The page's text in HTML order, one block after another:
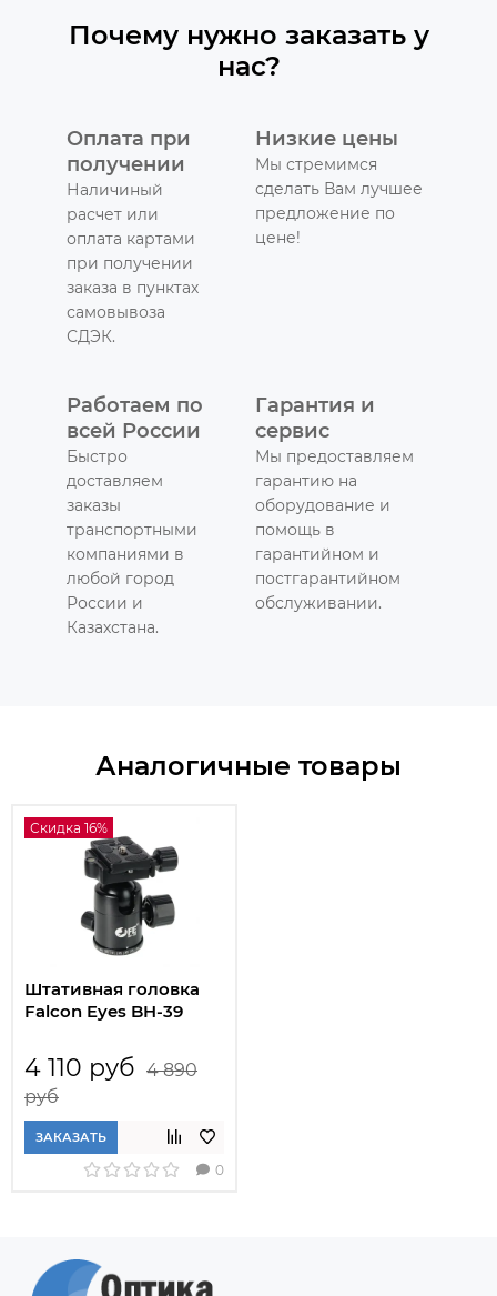
Почему нужно заказать у
нас?
Оплата при
получении
Наличиный
расчет или
оплата картами
при получении
заказа в пунктах
самовывоза
СДЭК.
Низкие цены
Мы стремимся
сделать Вам лучшее
предложение по
цене!
Работаем по
всей России
Быстро
доставляем
заказы
транспортными
компаниями в
любой город
России и
Казахстана.
Гарантия и
сервис
Мы предоставляем
гарантию на
оборудование и
помощь в
гарантийном и
постгарантийном
обслуживании.
Аналогичные товары
Скидка 16%
Штативная головка
Falcon Eyes BH-39
4 110 руб 4 890
руб
ЗАКАЗАТЬ
0